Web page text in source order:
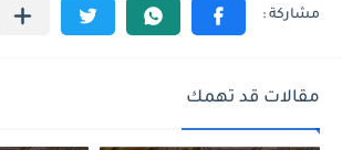
مقالات قد تهمك